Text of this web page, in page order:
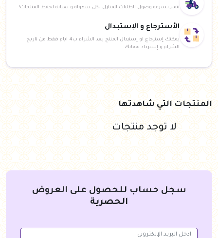
نتميز بسرعة وصول الطلبات للمنازل بكل سهولة و بعناية لحفظ المنتجات!
الأسترجاع و الإستبدال
يمكنك إسترجاع او إستبدال المنتج بعد الشراء ب4 ايام فقط من تاريخ
الشراء و إسترداد نفقاتك.
المنتجات التي شاهدتها
لا توجد منتجات
سجل حساب للحصول على العروض
الحصرية